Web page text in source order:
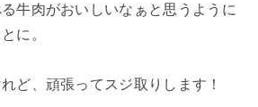
牛肉がおいしいなぁと思うように
に。
ど、頑張ってスジ取りします！